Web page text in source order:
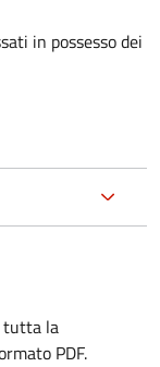
in possesso dei
tutta la
PDF.